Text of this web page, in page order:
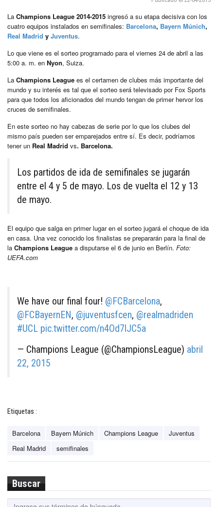
La Champions League 2014-2015 ingresó a su etapa decisiva con los
cuatro equipos instalados en semifinales: Barcelona, Bayern Múnich,
Real Madrid y Juventus.
Lo que viene es el sorteo programado para el viernes 24 de abril a las
5:00 a. m. en Nyon, Suiza.
La Champions League es el certamen de clubes más importante del
mundo y su interés es tal que el sorteo será televisado por Fox Sports
para que todos los aficionados del mundo tengan de primer hervor los
cruces de semifinales.
En este sorteo no hay cabezas de serie por lo que los clubes del
mismo país pueden ser emparejados entre sí. Es decir, podríamos
tener un Real Madrid vs. Barcelona.
Los partidos de ida de semifinales se jugarán
entre el 4 y 5 de mayo. Los de vuelta el 12 y 13
de mayo.
El equipo que salga en primer lugar en el sorteo jugará el choque de ida
en casa. Una vez conocido los finalistas se prepararán para la final de
la Champions League a disputarse el 6 de junio en Berlín. Foto:
UEFA.com
We have our final four! @FCBarcelona,
@FCBayernEN, @juventusfcen, @realmadriden
#UCL pic.twitter.com/n4Od7lJC5a
— Champions League (@ChampionsLeague) abril
22, 2015
Etiquetas :
Barcelona Bayern Múnich Champions League
Juventus
Real Madrid
semifinales
Buscar